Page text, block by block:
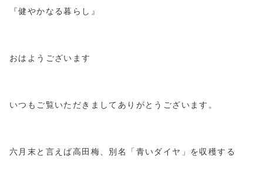
『健やかなる暮らし』
おはようございます
いつもご覧いただきましてありがとうございます。
六月末と言えば高田梅、別名「青いダイヤ」を収穫する